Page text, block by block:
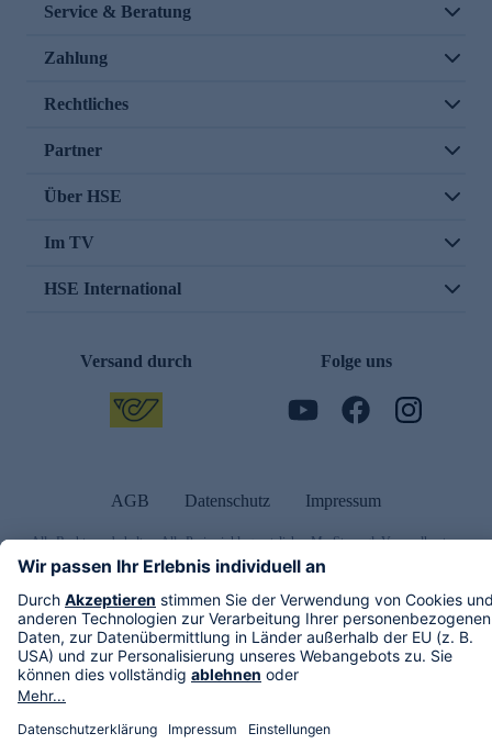
Service & Beratung
Zahlung
Rechtliches
Partner
Über HSE
Im TV
HSE International
Versand durch Folge uns
AGB Datenschutz Impressum
Alle Rechte vorbehalten. Alle Preise inkl. gesetzlicher MwSt., zzgl. Versandkosten.